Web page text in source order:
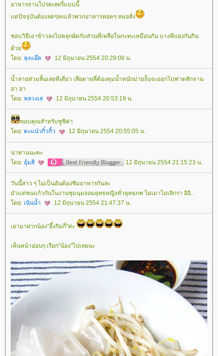
อาหารจานโปรดเลยรี่แบบนี้
ต่ปัจจุบันต้องลดๆลงแล้วพวกอาหารทอดๆ หมอสั่ง
ชอบวิธีเอาข้าวลงไปคลุกผัดกับส่วนที่เหลือในกะทะเหมือนกัน บางทีแย่งกันกิน
ด้ว
ดย: ลุงแอ๊ด 12 มิถุนายน 2554 20:29:08 น.
น้ำลายท่วมลิ้นเลยทีเดียว เสียดายที่ต้องคุมน้ำหนักม่ายงั้นจะออกไปฟาดสักจาน
ฮา ฮา
ดย: หลวงเส 12 มิถุนายน 2554 20:53:19 น.
ขอบคุณสำหรับซูชิค่า
ดย: ตะแน๋วกิ๋วกิ้ว 12 มิถุนายน 2554 20:55:05 น.
น่าทานนะคะ
ดย: อุ้มสี 12 มิถุนายน 2554 21:15:23 น.
วันนี้สาว ๆ ไม่เป็นอันต้องชิมอาหารกันล่ะ
มัวแต่ชนแก้วกันในงานชุมนุมจอมยุทธหญิงทั่วยุทธภพ ไม่เมาไม่เลิกรา อิอิ..
ดย: เนินน้ำ 12 มิถุนายน 2554 21:47:37 น.
เอามาฝากน้อง"อึ้งกิมกี่"ค่ะ
เห็นหน้าอ่อนๆ เรียก"น้อง"ไปเลยนะ